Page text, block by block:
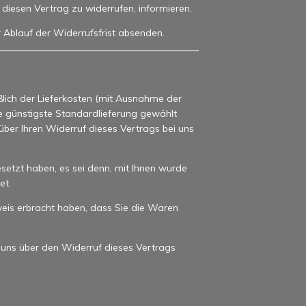
Vertrag zu widerrufen, informieren.
der Widerrufsfrist absenden.
der Lieferkosten (mit Ausnahme der
günstigste Standardlieferung gewählt
Ihren Widerruf dieses Vertrags bei uns
haben, es sei denn, mit Ihnen wurde
erbracht haben, dass Sie die Waren
über den Widerruf dieses Vertrags